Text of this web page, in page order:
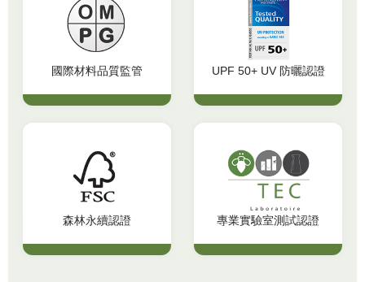
國際材料品質監管 UPF 50+ UV 防曬認證
森林永續認證 專業實驗室測試認證